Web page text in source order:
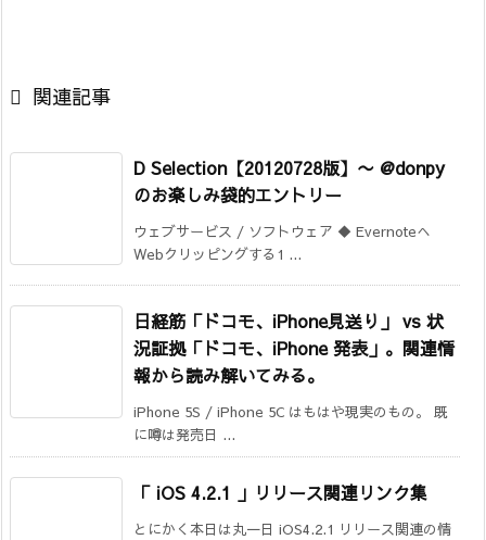
 関連記事
D Selection【20120728版】 〜 @donpy
のお楽しみ袋的エントリー
ウェブサービス / ソフトウェア ◆ Evernoteへ
Webクリッピングする1 ...
日経筋「ドコモ、iPhone見送り」 vs 状
況証拠「ドコモ、iPhone 発表」。関連情
報から読み解いてみる。
iPhone 5S / iPhone 5C はもはや現実のもの。 既
に噂は発売日 ...
「 iOS 4.2.1 」リリース関連リンク集
とにかく本日は丸一日 iOS4.2.1 リリース関連の情